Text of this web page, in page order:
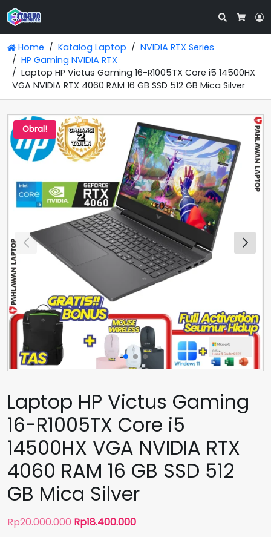
Search
Home Katalog Laptop
NVIDIA RTX Series
HP Gaming NVIDIA RTX
Laptop HP Victus Gaming 16-R1005TX Core i5 14500HX
VGA NVIDIA RTX 4060 RAM 16 GB SSD 512 GB Mica Silver
Obral!
Laptop HP Victus Gaming
16-R1005TX Core i5
14500HX VGA NVIDIA RTX
4060 RAM 16 GB SSD 512
GB Mica Silver
Rp20.000.000 Harga
Rp18.400.000Harga